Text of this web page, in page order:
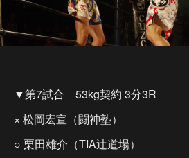
▼第7試合 53kg契約 3分3R
× 松岡宏宣（闘神塾）
○ 栗田雄介（TIA辻道場）